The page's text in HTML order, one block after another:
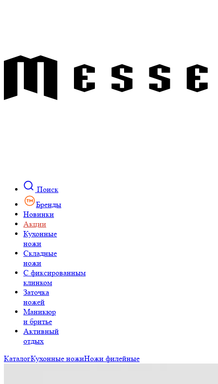
Поиск
Бренды
Новинки
Акции
Кухонные
ножи
Складные
ножи
C фиксированным
клинком
Заточка
ножей
Маникюр
и бритье
Активный
отдых
КаталогКухонные ножиНожи филейные